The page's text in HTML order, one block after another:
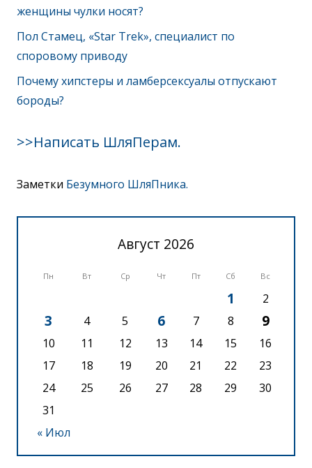
женщины чулки носят?
Пол Стамец, «Star Trek», специалист по
споровому приводу
Почему хипстеры и ламберсексуалы отпускают
бороды?
>>Написать ШляПерам.
Заметки Безумного ШляПника.
Август 2026
Пн Вт Ср Чт Пт Сб Вс
« Июл
1 2
3 4 5 6 7 8 9
10 11 12 13 14 15
16
17
18 19 20 21 22
23
24
25 26 27 28 29
30
31